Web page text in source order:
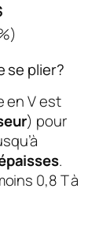
se plier?
en V est
) pour
.
0,8 T à